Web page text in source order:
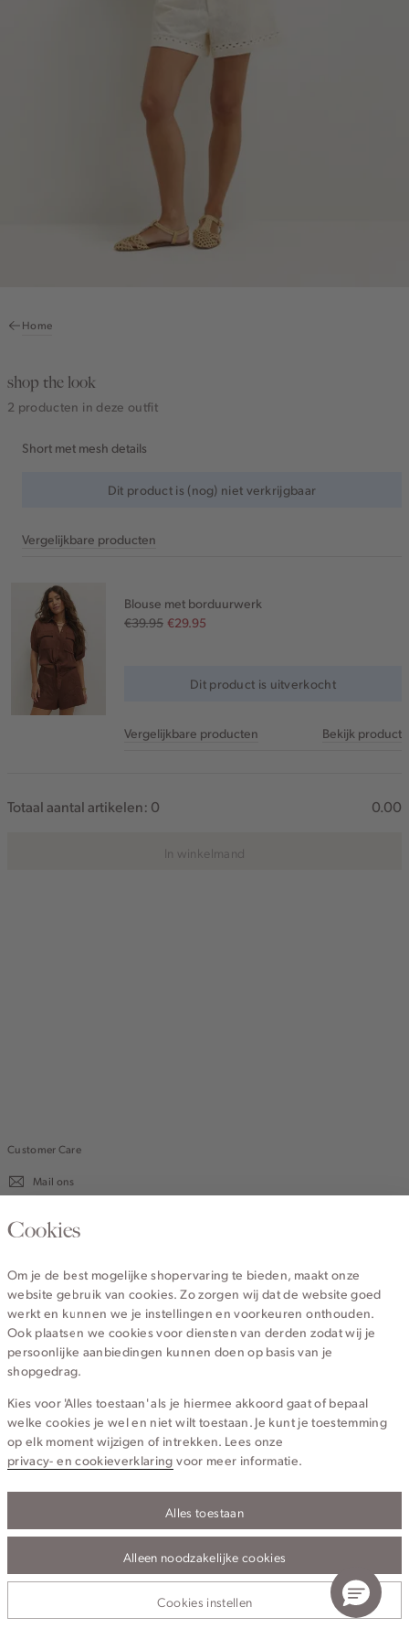
Home
shop the look
2 producten in deze outfit
Short met mesh details
Dit product is (nog) niet verkrijgbaar
Vergelijkbare producten
Blouse met borduurwerk
€39.95 €29.95
Dit product is uitverkocht
Vergelijkbare producten Bekijk product
Totaal aantal artikelen: 0 0.00
In winkelmand
Customer Care
Mail ons
020 - 3412 670
Service
Wij zijn Cotton Club
Topcategorieën voor jou
Privacy- en cookieverklaringAlgemene Voorwaarden
Cookies
Om je de best mogelijke shopervaring te bieden, maakt onze
website gebruik van cookies. Zo zorgen wij dat de website goed
werkt en kunnen we je instellingen en voorkeuren onthouden.
Ook plaatsen we cookies voor diensten van derden zodat wij je
persoonlijke aanbiedingen kunnen doen op basis van je
shopgedrag.
Kies voor 'Alles toestaan' als je hiermee akkoord gaat of bepaal
welke cookies je wel en niet wilt toestaan. Je kunt je toestemming
op elk moment wijzigen of intrekken. Lees onze
privacy- en cookieverklaring voor meer informatie.
Alles toestaan
Alleen noodzakelijke cookies
Cookies instellen